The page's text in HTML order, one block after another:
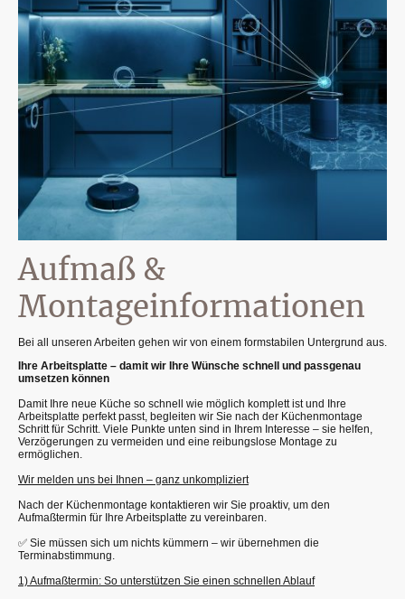
Aufmaß &
Montageinformationen
Bei all unseren Arbeiten gehen wir von einem formstabilen Untergrund aus.
Ihre Arbeitsplatte – damit wir Ihre Wünsche schnell und passgenau
umsetzen können
Damit Ihre neue Küche so schnell wie möglich komplett ist und Ihre
Arbeitsplatte perfekt passt, begleiten wir Sie nach der Küchenmontage
Schritt für Schritt. Viele Punkte unten sind in Ihrem Interesse – sie helfen,
Verzögerungen zu vermeiden und eine reibungslose Montage zu
ermöglichen.
Wir melden uns bei Ihnen – ganz unkompliziert
Nach der Küchenmontage kontaktieren wir Sie proaktiv, um den
Aufmaßtermin für Ihre Arbeitsplatte zu vereinbaren.
✅ Sie müssen sich um nichts kümmern – wir übernehmen die
Terminabstimmung.
1) Aufmaßtermin: So unterstützen Sie einen schnellen Ablauf